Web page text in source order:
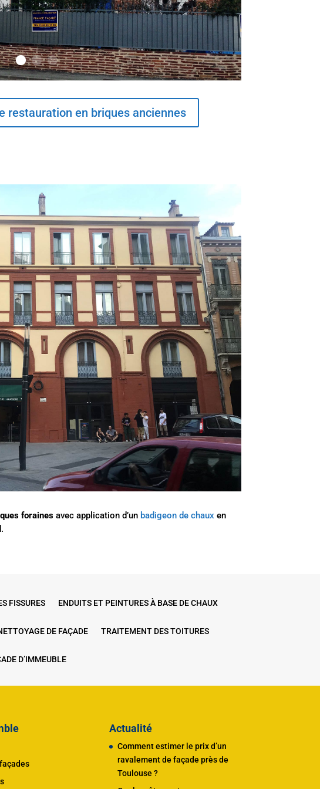
restauration en briques anciennes
forainesavec application d’un badigeon de chaux en
FISSURES ENDUITS ET PEINTURES À BASE DE CHAUX
DE FAÇADE TRAITEMENT DES TOITURES
D’IMMEUBLE
Actualité
Comment estimer le prix d’un
ravalement de façade près de
Toulouse ?